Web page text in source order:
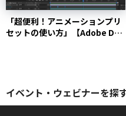
「超便利！アニメーションプリ
セットの使い方」【Adobe Day
イベント・ウェビナーを探